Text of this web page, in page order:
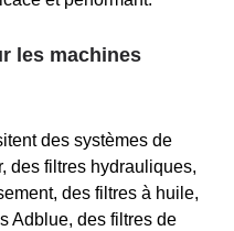
les machines
des systèmes de
des filtres hydrauliques,
des filtres à huile,
Adblue, des filtres de